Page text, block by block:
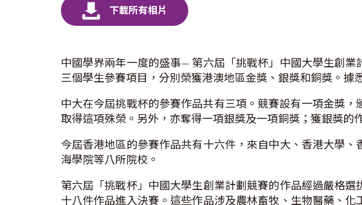
中國學界兩年一度的盛事— 第六屆「挑戰杯」中國大學生創
三個學生參賽項目，分別榮獲港澳地區金獎、銀獎和銅獎。據
中大在今屆挑戰杯的參賽作品共有三項。競賽設有一項金獎，
取得這項殊榮。另外，亦奪得一項銀獎及一項銅獎；獲銀獎的
今屆香港地區的參賽作品共有十六件，來自中大、香港大學
海學院等八所院校。
第六屆「挑戰杯」中國大學生創業計劃競賽的作品經過嚴格
十八件作品進入決賽。這些作品涉及農林畜牧、生物醫藥、